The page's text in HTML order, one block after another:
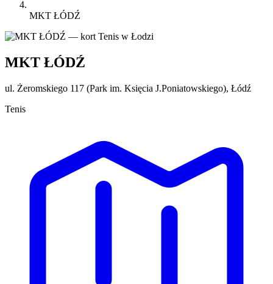
MKT ŁÓDŹ
MKT ŁÓDŹ
ul. Żeromskiego 117 (Park im. Księcia J.Poniatowskiego), Łódź
Tenis